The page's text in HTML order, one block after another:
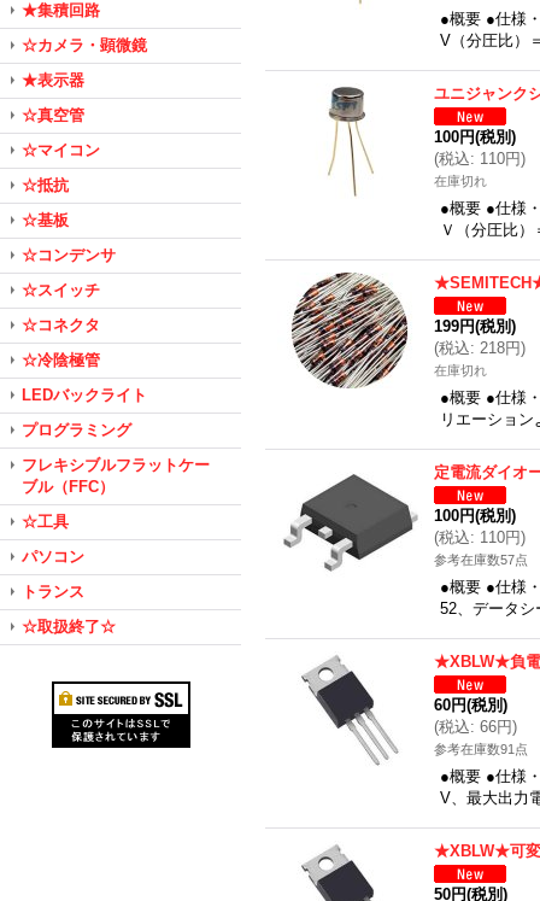
★集積回路
☆カメラ・顕微鏡
★表示器
☆真空管
☆マイコン
☆抵抗
☆基板
☆コンデンサ
☆スイッチ
☆コネクタ
☆冷陰極管
LEDバックライト
プログラミング
フレキシブルフラットケー
ブル（FFC）
☆工具
パソコン
トランス
☆取扱終了☆
●概要 ●仕様
V（分圧比）
ユニジャンク
100円(税別)
(税込: 110円)
在庫切れ
●概要 ●仕様
Ｖ（分圧比
199円(税別)
(税込: 218円)
在庫切れ
●概要 ●仕様
リエーショ
定電流ダイオ
100円(税別)
(税込: 110円)
参考在庫数57点
●概要 ●仕様
52、データ
★XBLW★負電
60円(税別)
(税込: 66円)
参考在庫数91点
●概要 ●仕様
V、最大出力
★XBLW★可変
50円(税別)